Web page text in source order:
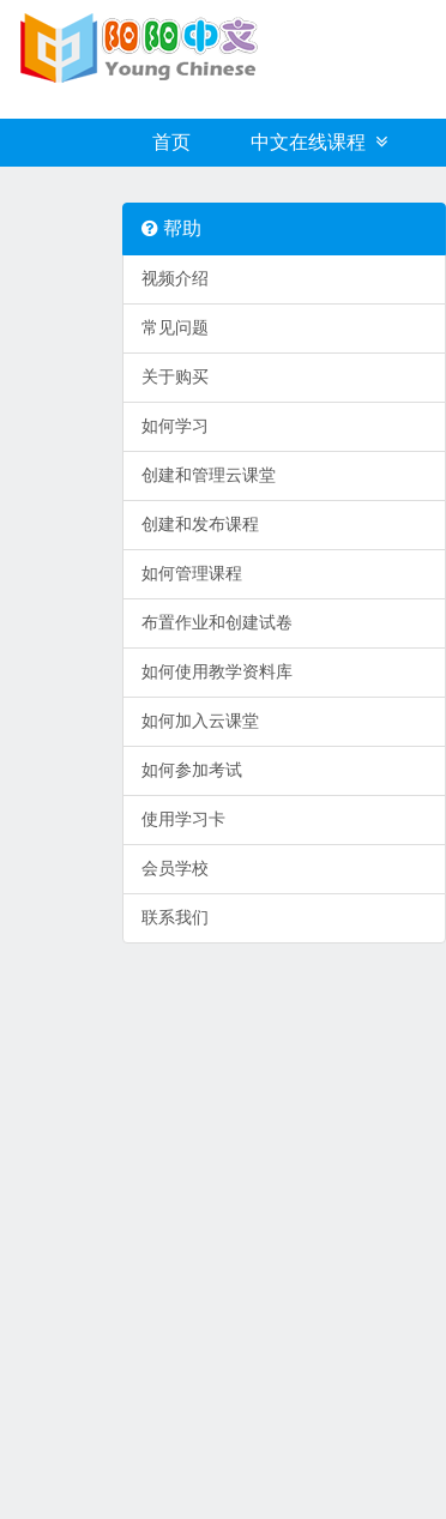
首页 中文在线课程
帮助
视频介绍
常见问题
关于购买
如何学习
创建和管理云课堂
创建和发布课程
如何管理课程
布置作业和创建试卷
如何使用教学资料库
如何加入云课堂
如何参加考试
使用学习卡
会员学校
联系我们